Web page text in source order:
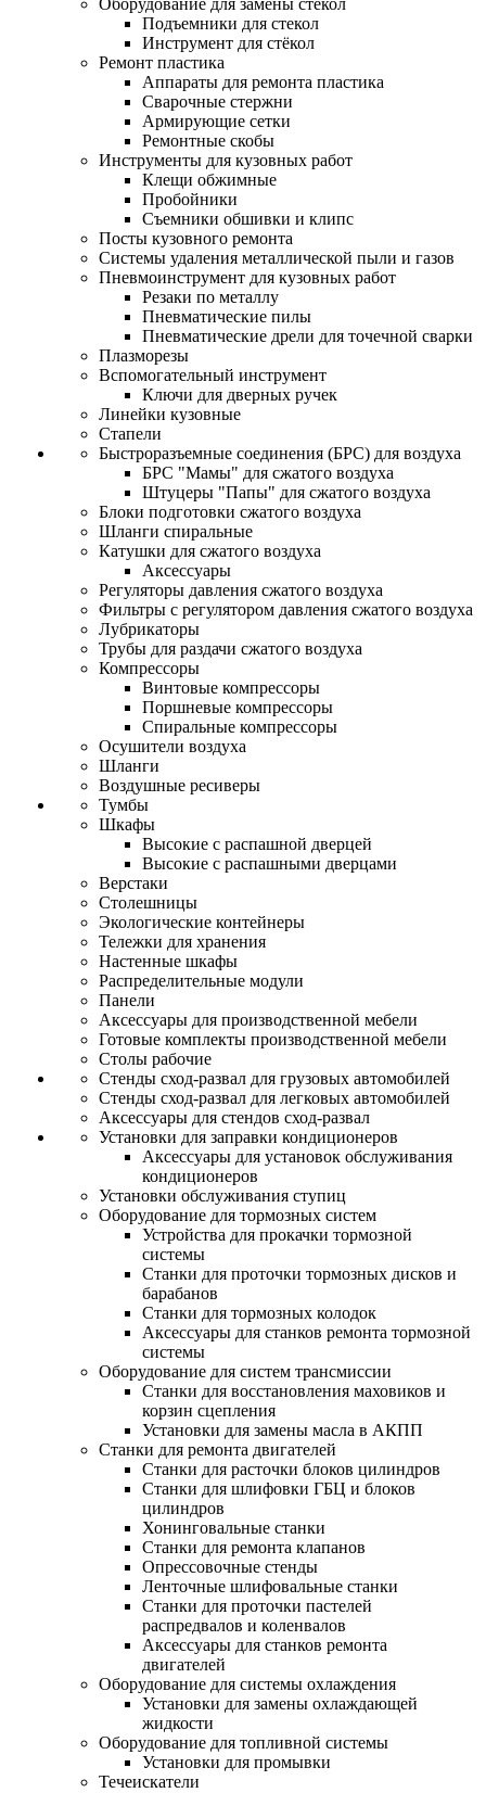
Оборудование для замены стекол
Подъемники для стекол
Инструмент для стёкол
Ремонт пластика
Аппараты для ремонта пластика
Сварочные стержни
Армирующие сетки
Ремонтные скобы
Инструменты для кузовных работ
Клещи обжимные
Пробойники
Съемники обшивки и клипс
Посты кузовного ремонта
Системы удаления металлической пыли и газов
Пневмоинструмент для кузовных работ
Резаки по металлу
Пневматические пилы
Пневматические дрели для точечной сварки
Плазморезы
Вспомогательный инструмент
Ключи для дверных ручек
Линейки кузовные
Стапели
Быстроразъемные соединения (БРС) для воздуха
БРС "Мамы" для сжатого воздуха
Штуцеры "Папы" для сжатого воздуха
Блоки подготовки сжатого воздуха
Шланги спиральные
Катушки для сжатого воздуха
Аксессуары
Регуляторы давления сжатого воздуха
Фильтры с регулятором давления сжатого воздуха
Лубрикаторы
Трубы для раздачи сжатого воздуха
Компрессоры
Винтовые компрессоры
Поршневые компрессоры
Спиральные компрессоры
Осушители воздуха
Шланги
Воздушные ресиверы
Тумбы
Шкафы
Высокие с распашной дверцей
Высокие с распашными дверцами
Верстаки
Столешницы
Экологические контейнеры
Тележки для хранения
Настенные шкафы
Распределительные модули
Панели
Аксессуары для производственной мебели
Готовые комплекты производственной мебели
Столы рабочие
Стенды сход-развал для грузовых автомобилей
Стенды сход-развал для легковых автомобилей
Аксессуары для стендов сход-развал
Установки для заправки кондиционеров
Аксессуары для установок обслуживания
кондиционеров
Установки обслуживания ступиц
Оборудование для тормозных систем
Устройства для прокачки тормозной
системы
Станки для проточки тормозных дисков и
барабанов
Станки для тормозных колодок
Аксессуары для станков ремонта тормозной
системы
Оборудование для систем трансмиссии
Станки для восстановления маховиков и
корзин сцепления
Установки для замены масла в АКПП
Станки для ремонта двигателей
Станки для расточки блоков цилиндров
Станки для шлифовки ГБЦ и блоков
цилиндров
Хонинговальные станки
Станки для ремонта клапанов
Опрессовочные стенды
Ленточные шлифовальные станки
Станки для проточки пастелей
распредвалов и коленвалов
Аксессуары для станков ремонта
двигателей
Оборудование для системы охлаждения
Установки для замены охлаждающей
жидкости
Оборудование для топливной системы
Установки для промывки
Течеискатели